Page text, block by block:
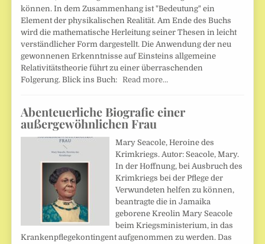
können. In dem Zusammenhang ist "Bedeutung" ein
Element der physikalischen Realität. Am Ende des Buchs
wird die mathematische Herleitung seiner Thesen in leicht
verständlicher Form dargestellt. Die Anwendung der neu
gewonnenen Erkenntnisse auf Einsteins allgemeine
Relativitätstheorie führt zu einer überraschenden
Folgerung. Blick ins Buch:Read more…
Abenteuerliche Biografie einer
außergewöhnlichen Frau
Mary Seacole, Heroine des
Krimkriegs. Autor: Seacole, Mary.
In der Hoffnung, bei Ausbruch des
Krimkriegs bei der Pflege der
Verwundeten helfen zu können,
beantragte die in Jamaika
geborene Kreolin Mary Seacole
beim Kriegsministerium, in das
Krankenpflegekontingent aufgenommen zu werden. Das